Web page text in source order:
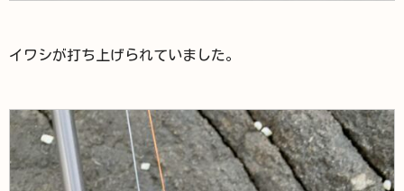
イワシが打ち上げられていました。